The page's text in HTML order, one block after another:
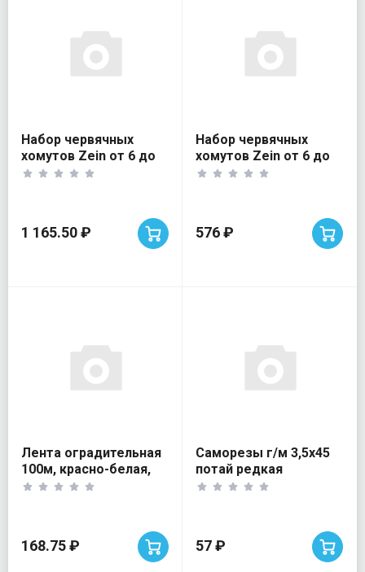
Набор червячных
хомутов Zein от 6 до
44мм, нерж.ст. 80 шт
1 165.50 ₽
Набор червячных
хомутов Zein от 6 до
29мм, нерж.ст. 40 шт
576 ₽
Лента оградительная
100м, красно-белая,
ширина 7,5 толщина
168.75 ₽
Саморезы г/м 3,5х45
потай редкая
рез.блистер 59шт
57 ₽